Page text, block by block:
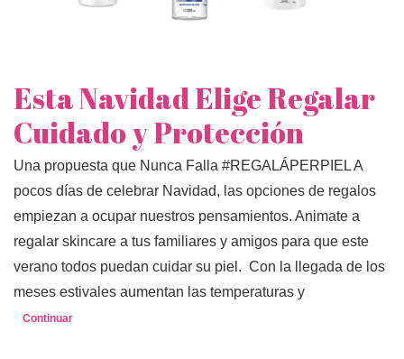
Esta Navidad Elige Regalar
Cuidado y Protección
Una propuesta que Nunca Falla #REGALÁPERPIEL A
pocos días de celebrar Navidad, las opciones de regalos
empiezan a ocupar nuestros pensamientos. Animate a
regalar skincare a tus familiares y amigos para que este
verano todos puedan cuidar su piel. Con la llegada de los
meses estivales aumentan las temperaturas y
Continuar